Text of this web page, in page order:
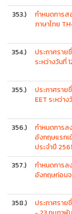
353.)
กำหนดการส
ภาษาไทย
354.)
ประกาศราย
ระหว่างวันที่
355.)
ประกาศรา
EET ระหว่า
356.)
กำหนดการล
อังกฤษแรกเ
ประจำปี 2561
357.)
กำหนดการล
อังกฤษก่อนจ
358.)
ประกาศราย